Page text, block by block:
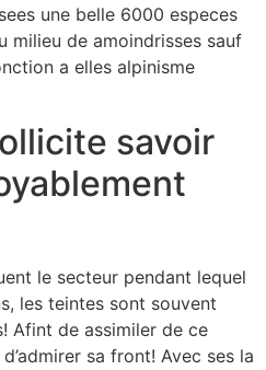
une belle 6000 especes
milieu de amoindrisses sauf
a elles alpinisme
savoir
le secteur pendant lequel
les teintes sont souvent
Afint de assimiler de ce
sa front! Avec ses la